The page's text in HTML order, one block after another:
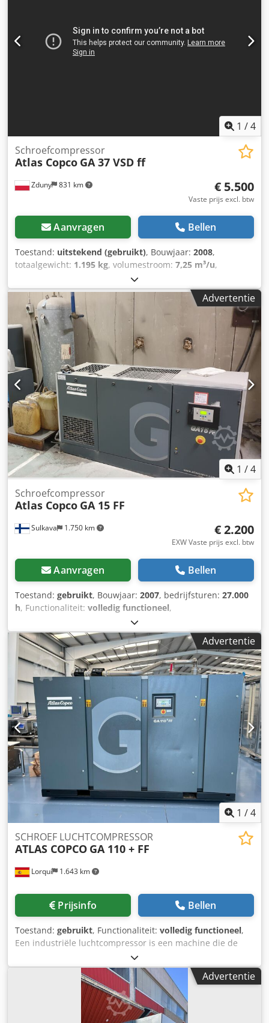
schroefcompressor met luchtfilter en 500 liter expansievat.
Werkdruk tussen 3 en 13 bar. Het apparaat is volledig
functioneel. De machine is aangesloten op het stroomnet
1 /4
Zduny 831 km
Schroefcompressor
Atlas Copco GA 37 VSD ff
€ 5.500
Vaste prijs excl. btw
Aanvragen Bellen
Toestand: uitstekend (gebruikt), Bouwjaar: 2008,
totaalgewicht: 1.195 kg, volumestroom: 7,25 m³/u,
, ingangsspanning:
Schroefcompressor ATLAS COPCO GA 37 VSD ff Variabele
snelheid (inverter) Met koeldroger 37 kw motor Debiet 7,25
m3/min Druk 13 bar Kilometerstand 13200 Mtg
Compressor volledig operationeel Crsdet Hdh Nepfx Antjf
Advertentie
1 /4
Sulkava 1.750 km
Schroefcompressor
Atlas Copco GA 15 FF
€ 2.200
EXW Vaste prijs excl. btw
Aanvragen Bellen
Toestand: gebruikt, Bouwjaar: 2007, bedrijfsturen: 27.000
h, Functionaliteit: volledig functioneel,
API454025
schroefcompressor met geïntegreerde koelmiddeldroger
Atlas Copco, model GA 15 FF, bouwjaar 2007, serienummer
API454025, gebruikt ~27.000 uur, met Atlas Copco
Elektronikon II besturingseenheid Het apparaat is sinds
2022 uit productie genomen. Laatste onderhoud
uitgevoerd zomer 2019 / 23.460 uur. Cjdpozd Avaefx Antorf
Op verzoek kan er een persluchttank worden meegeleverd.
Pmax 7,3 bar – 105 psi Qv 43 l/s – 2,58 m³/min P motor 15
kW – 20 pk Verpakken en laden op trailer is bij de prijs
inbegrepen, Incoterms FOT.
Advertentie
1 /4
Lorquí 1.643 km
SCHROEF LUCHTCOMPRESSOR
ATLAS COPCO GA 110 + FF
Prijsinfo Bellen
Toestand: gebruikt, Functionaliteit: volledig functioneel,
Een industriële luchtcompressor is een machine die de
druk en de stroomsnelheid van perslucht verhoogt om
verschillende industriële gereedschappen, apparatuur en
processen van stroom te voorzien. Codpfjwnxzisx Anterf
Advertentie